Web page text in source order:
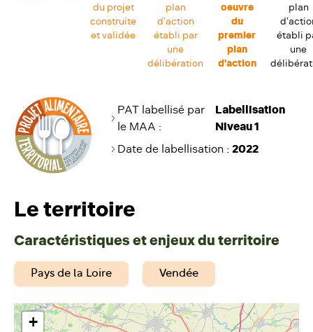
du projet
construite
et validée
plan
d'action
établi par
une
délibération
oeuvre
du
premier
plan
d'action
plan
établi
une
PAT labellisé par
le MAA :
Labellisation
Niveau 1
Date de labellisation : 2022
Le territoire
Caractéristiques et enjeux du territoire
Pays de la Loire Vendée
+